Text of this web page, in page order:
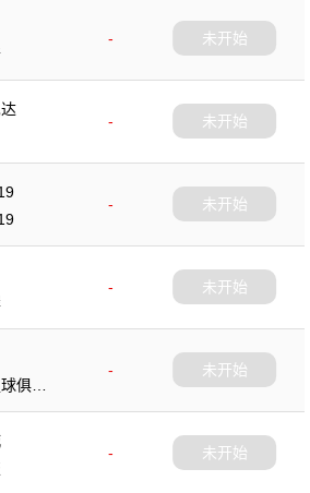
-
未开始
-
未开始
-
未开始
-
未开始
-
俱乐
未开始
-
未开始